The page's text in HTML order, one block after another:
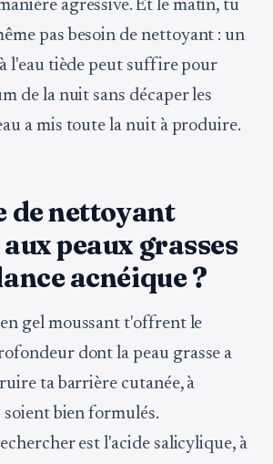
agressive. Et le matin, tu
pas besoin de nettoyant : un
l'eau tiède peut suffire pour
de la nuit sans décaper les
a mis toute la nuit à produire.
de nettoyant
peaux grasses
acnéique ?
gel moussant t'offrent le
dont la peau grasse a
ta barrière cutanée, à
bien formulés.
est l'acide salicylique, à